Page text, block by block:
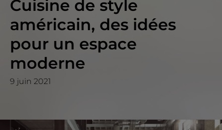
Cuisine de style
américain, des idées
pour un espace
moderne
9 juin 2021